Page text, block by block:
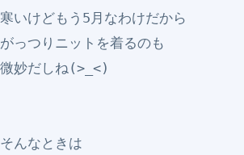
寒いけどもう5月なわけだから
がっつりニットを着るのも
微妙だしね(>_<)